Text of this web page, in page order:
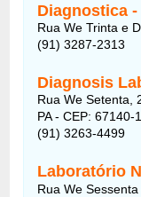
Diagnostica
Rua We Trinta e
(91) 3287-2313
Diagnosis
Rua We Setenta,
PA - CEP: 67140-
(91) 3263-4499
Laboratório
Rua We